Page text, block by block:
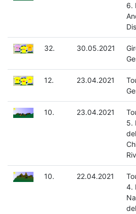
6.
32. 30.05.2021
12. 23.04.2021
10. 23.04.2021
5.
del
10. 22.04.2021
4.